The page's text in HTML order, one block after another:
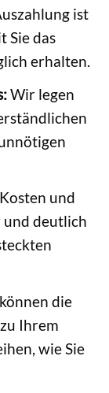
ist
Sie das
erhalten.
Wir legen
und
und deutlich
die
Ihrem
wie Sie